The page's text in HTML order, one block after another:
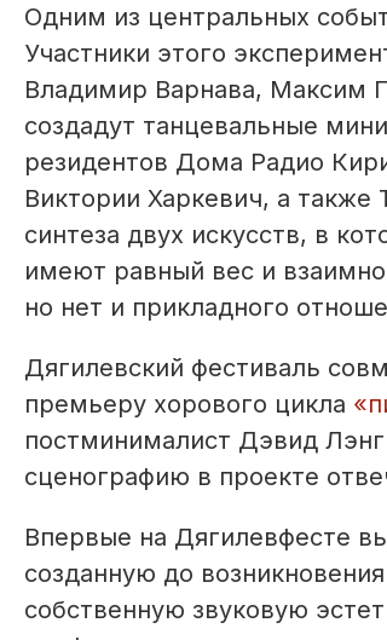
Одним из центральных
Участники этого
Владимир Варнава, Максим
создадут танцевальные
резидентов Дома Радио
Виктории Харкевич, а также
синтеза двух искусств, в
имеют равный вес и
но нет и прикладного
Дягилевский фестиваль
премьеру хорового цикла
постминималист Дэвид
сценографию в проекте
Впервые на Дягилевфесте
созданную до
собственную звуковую